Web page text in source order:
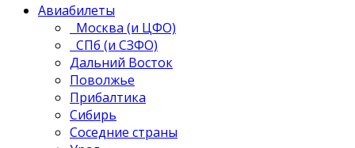
Авиабилеты
Москва (и ЦФО)
СПб (и СЗФО)
Дальний Восток
Поволжье
Прибалтика
Сибирь
Соседние страны